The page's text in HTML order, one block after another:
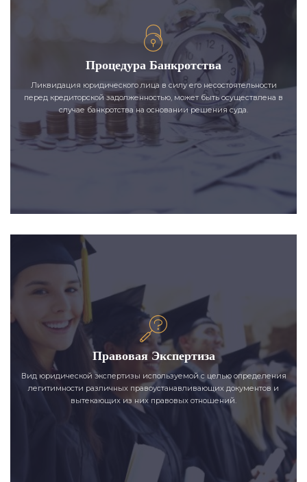
Процедура Банкротства
Ликвидация юридического лица в силу его несостоятельности
перед кредиторской задолженностью, может быть осуществлена в
случае банкротства на основании решения суда.
Правовая Экспертиза
Вид юридической экспертизы используемой с целью определения
легитимности различных правоустанавливающих документов и
вытекающих из них правовых отношений.